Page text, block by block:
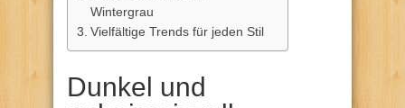
Wintergrau
Vielfältige Trends für jeden Stil
Dunkel und